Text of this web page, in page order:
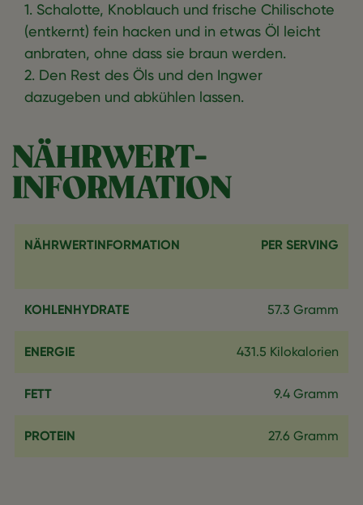
1. Schalotte, Knoblauch und frische Chilischote
(entkernt) fein hacken und in etwas Öl leicht
anbraten, ohne dass sie braun werden.
2. Den Rest des Öls und den Ingwer
dazugeben und abkühlen lassen.
NÄHRWERT-
INFORMATION
NÄHRWERTINFORMATION PER SERVING
KOHLENHYDRATE 57.3 Gramm
ENERGIE 431.5 Kilokalorien
FETT 9.4 Gramm
PROTEIN 27.6 Gramm